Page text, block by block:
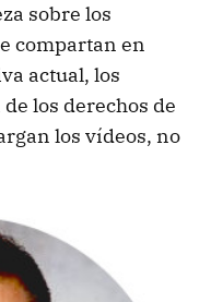
sobre los
compartan en
actual, los
los derechos de
los vídeos, no